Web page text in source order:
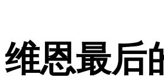
维恩最后